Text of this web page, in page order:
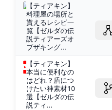
【ティアキン】
料理屋の場所と
貰えるレシピ一
覧【ゼルダの伝
説ティアーズオ
ブザキング...
【ティアキン】
本当に便利なの
はどれ？盾につ
けたい神素材10
選【ゼルダの伝
説ティ...